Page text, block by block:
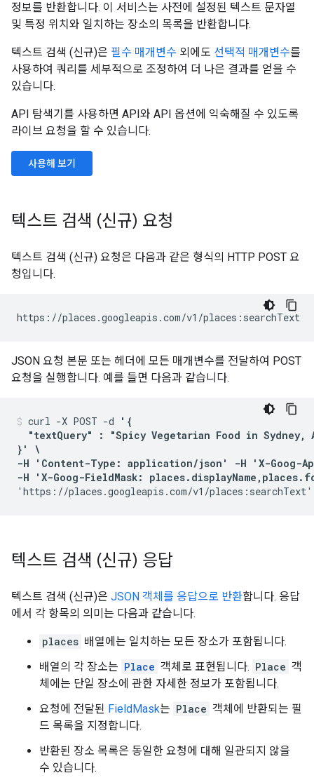
정보를 반환합니다. 이 서비스는 사전에 설정된 텍스트 문자열
및 특정 위치와 일치하는 장소의 목록을 반환합니다.
텍스트 검색 (신규)은 필수 매개변수 외에도 선택적 매개변수를
사용하여 쿼리를 세부적으로 조정하여 더 나은 결과를 얻을 수
있습니다.
API 탐색기를 사용하면 API와 API 옵션에 익숙해질 수 있도록
라이브 요청을 할 수 있습니다.
사용해 보기
텍스트 검색 (신규) 요청
텍스트 검색 (신규) 요청은 다음과 같은 형식의 HTTP POST 요
청입니다.
https://places.googleapis.com/v1/places:searchText
JSON 요청 본문 또는 헤더에 모든 매개변수를 전달하여 POST
요청을 실행합니다. 예를 들면 다음과 같습니다.
curl -X POST -d
'{
"textQuery" : "Spicy Vegetarian Food in Sydney,
}' \
-H 'Content-Type: application/json' -H 'X-Goog-
-H 'X-Goog-FieldMask:
'https://places.googleapis.com/v1/places:searchText'
텍스트 검색 (신규) 응답
텍스트 검색 (신규)은 JSON 객체를 응답으로 반환합니다. 응답
에서 각 항목의 의미는 다음과 같습니다.
places 배열에는 일치하는 모든 장소가 포함됩니다.
배열의 각 장소는 Place 객체로 표현됩니다. Place 객
체에는 단일 장소에 관한 자세한 정보가 포함됩니다.
요청에 전달된 FieldMask는 Place 객체에 반환되는 필
드 목록을 지정합니다.
반환된 장소 목록은 동일한 요청에 대해 일관되지 않을
수 있습니다.